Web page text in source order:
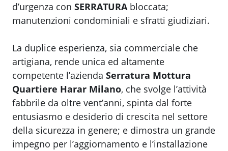
d’urgenza con SERRATURAbloccata;
manutenzioni condominiali e sfratti giudiziari.
La duplice esperienza, sia commerciale che
artigiana, rende unica ed altamente
competente l’azienda Serratura Mottura
Quartiere Harar Milano, che svolge l’attività
fabbrile da oltre vent’anni, spinta dal forte
entusiasmo e desiderio di crescita nel settore
della sicurezza in genere; e dimostra un grande
impegno per l’aggiornamento e l’installazione